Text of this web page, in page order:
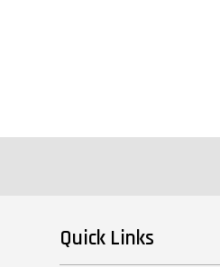
Quick Links